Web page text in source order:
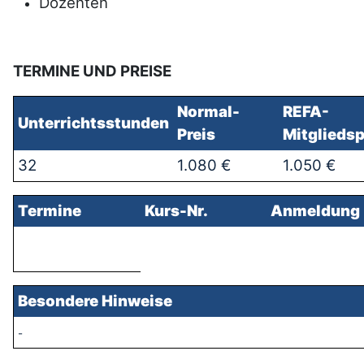
TERMINE UND PREISE
Unterrichtsstunden
Normal-
Preis
REFA-
32
1.080 € 1.050 €
Termine Kurs-Nr. Anmeldung
Besondere Hinweise
-